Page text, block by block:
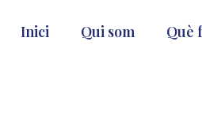
Inici Qui som Què